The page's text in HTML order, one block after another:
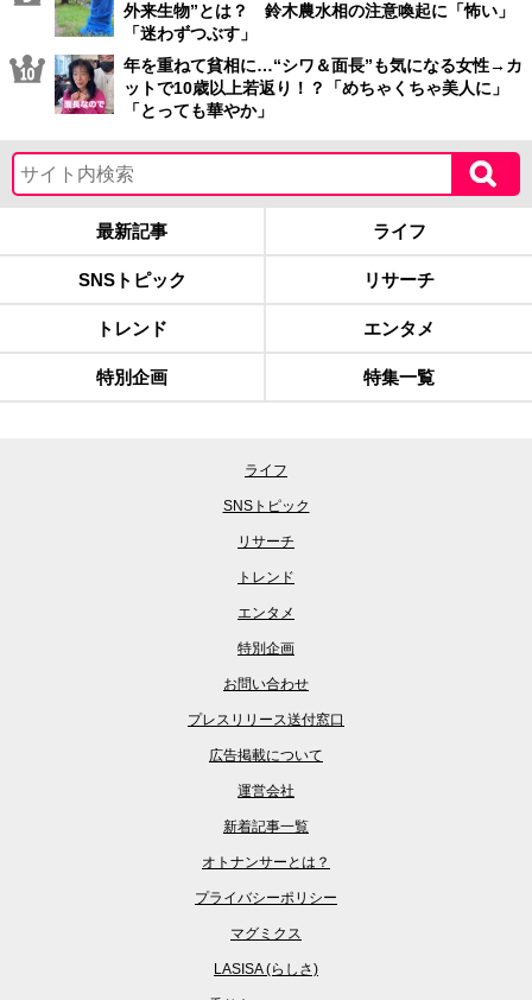
外来生物”とは？ 鈴木農水相の注意喚起に「怖い」
「迷わずつぶす」
年を重ねて貧相に…“シワ＆面長”も気になる女性→カ
ットで10歳以上若返り！？「めちゃくちゃ美人に」
「とっても華やか」
最新記事 ライフ
SNSトピック リサーチ
トレンド エンタメ
特別企画 特集一覧
ライフ
SNSトピック
リサーチ
トレンド
エンタメ
特別企画
お問い合わせ
プレスリリース送付窓口
広告掲載について
運営会社
新着記事一覧
オトナンサーとは？
プライバシーポリシー
マグミクス
LASISA (らしさ)